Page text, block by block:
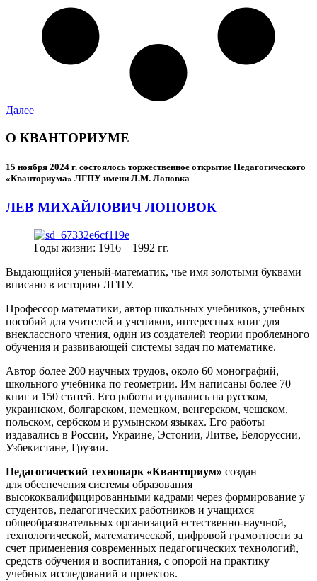
Далее
О КВАНТОРИУМЕ
15 ноября 2024 г. состоялось торжественное открытие Педагогического
«Кванториума» ЛГПУ имени Л.М. Лоповка
ЛЕВ МИХАЙЛОВИЧ ЛОПОВОК
Годы жизни: 1916 – 1992 гг.
Выдающийся ученый-математик, чье имя золотыми буквами
вписано в историю ЛГПУ.
Профессор математики, автор школьных учебников, учебных
пособий для учителей и учеников, интересных книг для
внеклассного чтения, один из создателей теории проблемного
обучения и развивающей системы задач по математике.
Автор более 200 научных трудов, около 60 монографий,
школьного учебника по геометрии. Им написаны более 70
книг и 150 статей. Его работы издавались на русском,
украинском, болгарском, немецком, венгерском, чешском,
польском, сербском и румынском языках. Его работы
издавались в России, Украине, Эстонии, Литве, Белоруссии,
Узбекистане, Грузии.
Педагогический технопарк «Кванториум» создан
для обеспечения системы образования
высококвалифицированными кадрами через формирование у
студентов, педагогических работников и учащихся
общеобразовательных организаций естественно-научной,
технологической, математической, цифровой грамотности за
счет применения современных педагогических технологий,
средств обучения и воспитания, с опорой на практику
учебных исследований и проектов.